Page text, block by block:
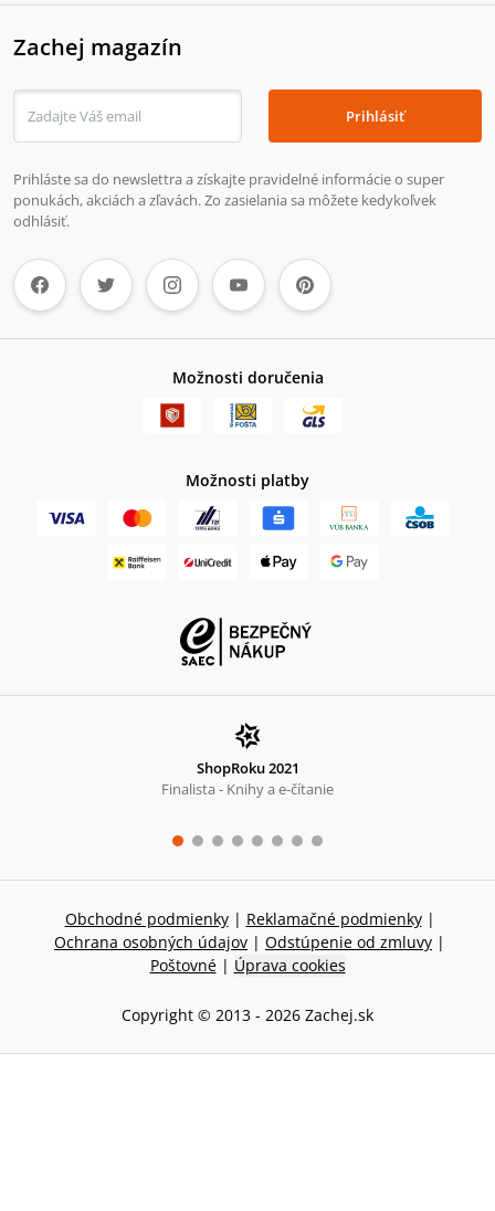
Zachej magazín
Prihlásiť
Prihláste sa do newslettra a získajte pravidelné informácie o super
ponukách, akciách a zľavách. Zo zasielania sa môžete kedykoľvek
odhlásiť.
Možnosti doručenia
Možnosti platby
ShopRoku 2021
Finalista - Knihy a e-čítanie
Obchodné podmienky | Reklamačné podmienky |
Ochrana osobných údajov | Odstúpenie od zmluvy |
Poštovné | Úprava cookies
Copyright © 2013 - 2026 Zachej.sk